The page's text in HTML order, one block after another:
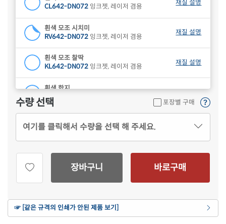
CL642-DN072 잉크젯, 레이저 겸용
재질 설명
흰색 모조 시치미
RV642-DN072 잉크젯, 레이저 겸용
재질 설명
흰색 모조 찰딱
KL642-DN072 잉크젯, 레이저 겸용
재질 설명
흰색 한지
CL642HJ-DN072
재질 설명
CL642B-DN072잉크젯, 레이저 겸용
재질 설명
CL642G-DN072
잉크젯, 레이저 겸용
재질 설명
재질 설명
연노란색 모조
CL642Y-DN072잉크젯, 레이저 겸용
수량 선택 포장별 구매
여기를 클릭해서 수량을 선택 해 주세요.
장바구니 바로구매
☞ [같은 규격의 인쇄가 안된 제품 보기]